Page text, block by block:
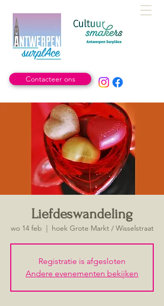
Contacteer ons
Liefdeswandeling
wo 14 feb
  |
hoek Grote Markt / Wisselstraat
Registratie is afgesloten
Andere evenementen bekijken